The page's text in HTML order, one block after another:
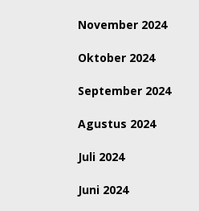
November 2024
Oktober 2024
September 2024
Agustus 2024
Juli 2024
Juni 2024